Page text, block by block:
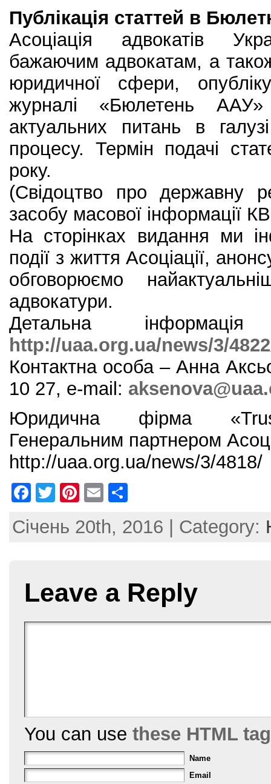
Публікація статтей в
Асоціація адвокатів
бажаючим адвокатам, а
юридичної сфери,
журналі «Бюлетень
актуальних питань в
процесу. Термін подачі
року.
(Свідоцтво про державну
засобу масової інформації
На сторінках видання ми
події з життя Асоціації,
обговорюємо
адвокатури.
Детальна
http://uaa.org.ua/news/3/
Контактна особа – Анна
10 27, e-mail:
Юридична фірма
Генеральним партнером
http://uaa.org.ua/news/3/4818/
F
c
o
o
k
T
itt
Pi
er
E
ai ar
Січень 20th, 2016 | Category:
Leave a Reply
You can use these HTML
Name
Email